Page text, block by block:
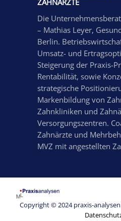
ZAHNÄRZTE
Die
– Mathias Leyer,
Berlin.
Umsatz- und
Steigerung der Praxis-
Rentabilität, sowie
strategische
Markenbildung von
Zahnkliniken und
Versorgungszentren.
Zahnärzte und
MVZ mit angestellten
Copyright © 2024 praxis-